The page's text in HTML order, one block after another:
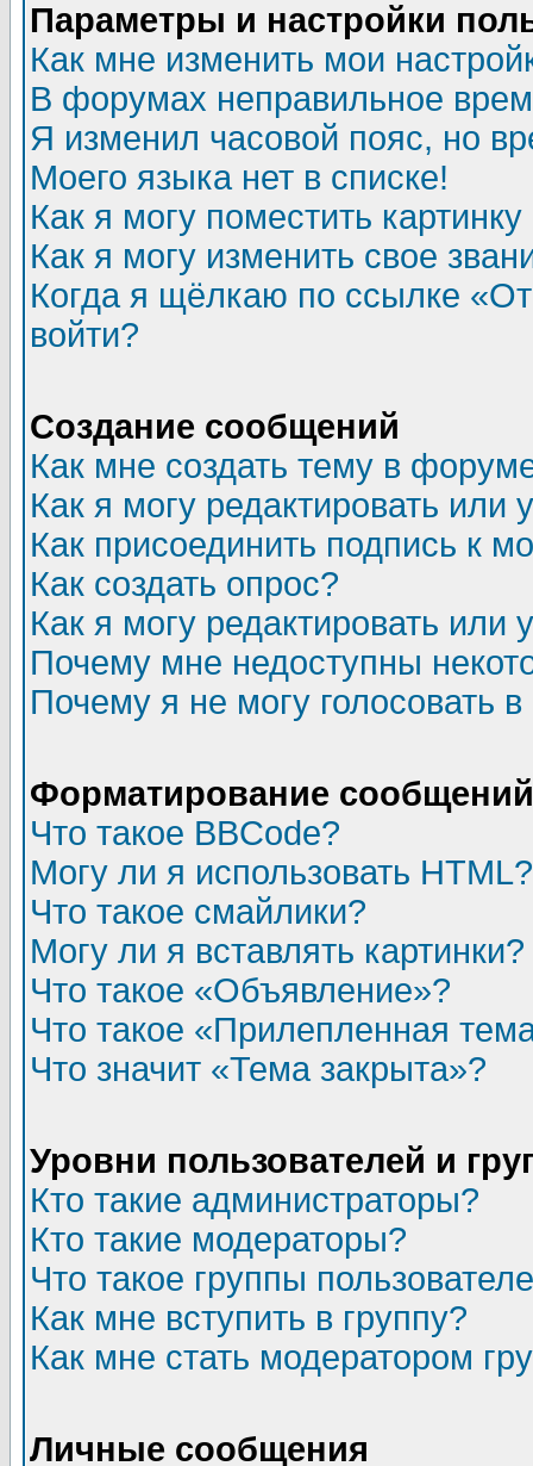
Параметры и настройки
Как мне изменить мои
В форумах неправильное
Я изменил часовой пояс, но
Моего языка нет в списке!
Как я могу поместить
Как я могу изменить свое
Когда я щёлкаю по ссылке
войти?
Создание сообщений
Как мне создать тему в
Как я могу редактировать или
Как присоединить подпись к
Как создать опрос?
Как я могу редактировать или
Почему мне недоступны
Почему я не могу голосовать
Форматирование
Что такое BBCode?
Могу ли я использовать HTML?
Что такое смайлики?
Могу ли я вставлять картинки?
Что такое «Объявление»?
Что такое «Прилепленная
Что значит «Тема закрыта»?
Уровни пользователей и
Кто такие администраторы?
Кто такие модераторы?
Что такое группы
Как мне вступить в группу?
Как мне стать модератором
Личные сообщения